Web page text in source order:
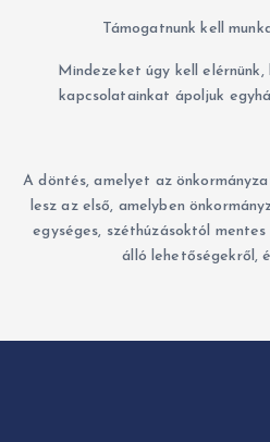
Támogatnunk kell
Mindezeket úgy kell
kapcsolatainkat ápoljuk
A döntés, amelyet az
lesz az első, amelyben
egységes, széthúzásoktól
álló lehetőségekről,